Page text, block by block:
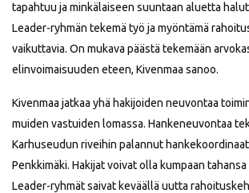
tapahtuu ja minkälaiseen suuntaan aluetta
Leader-ryhmän tekemä työ ja myöntämä
vaikuttavia. On mukava päästä tekemään
elinvoimaisuuden eteen, Kivenmaa sanoo.
Kivenmaa jatkaa yhä hakijoiden neuvontaa
muiden vastuiden lomassa. Hankeneuvontaa
Karhuseudun riveihin palannut
Penkkimäki. Hakijat voivat olla kumpaan
Leader-ryhmät saivat keväällä uutta